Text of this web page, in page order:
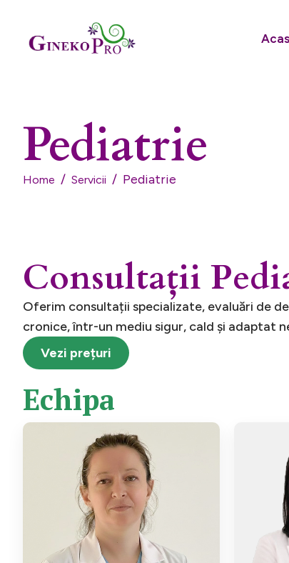
Pediatrie
Home Servicii Pediatrie
Consultații Pedi
Oferim consultații specializate, evaluări de
cronice, într-un mediu sigur, cald și adaptat
Vezi prețuri
Echipa